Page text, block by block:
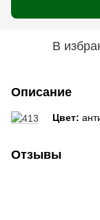
В
Описание
Цвет:
Отзывы